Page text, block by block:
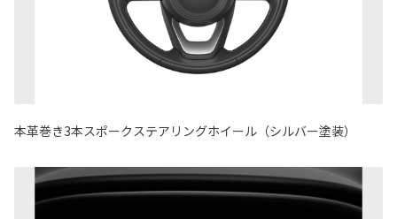
本革巻き3本スポークステアリングホイール（シルバー塗装）